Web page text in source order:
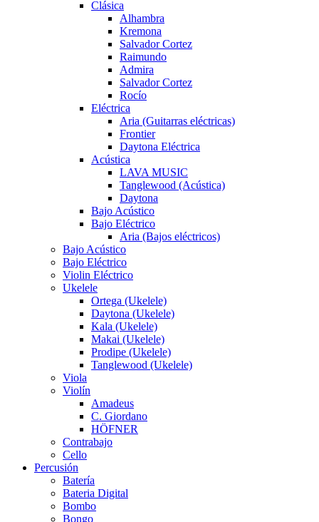
Clásica
Alhambra
Kremona
Salvador Cortez
Raimundo
Admira
Salvador Cortez
Rocío
Eléctrica
Aria (Guitarras eléctricas)
Frontier
Daytona Eléctrica
Acústica
LAVA MUSIC
Tanglewood (Acústica)
Daytona
Bajo Acústico
Bajo Eléctrico
Aria (Bajos eléctricos)
Bajo Acústico
Bajo Eléctrico
Violin Eléctrico
Ukelele
Ortega (Ukelele)
Daytona (Ukelele)
Kala (Ukelele)
Makai (Ukelele)
Prodipe (Ukelele)
Tanglewood (Ukelele)
Viola
Violín
Amadeus
C. Giordano
HÖFNER
Contrabajo
Cello
Percusión
Batería
Bateria Digital
Bombo
Bongo